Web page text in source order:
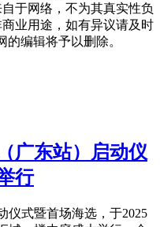
于网络，不为其真实性负
业用途，如有异议请及时
的编辑将予以删除。
广东站）启动仪
行
仪式暨首场海选，于2025